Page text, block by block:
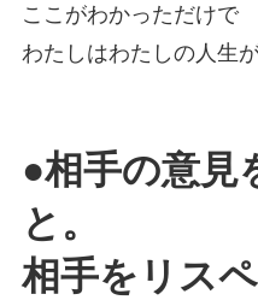
ここがわかっただけで
わたしはわたしの人生
●相手の意見
と。
相手をリス